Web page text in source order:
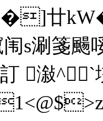
d�]廿
s涮箋颺
潊^`